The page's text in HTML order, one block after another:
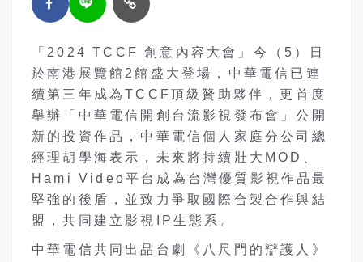
「 2024 TCCF創意內容大會」今（ 5 ）日
於南港展覽館 2館盛大登場，中華電信已連
續第三年成為TCCF頂級贊助夥伴，更首度
舉辦「中華電信開創台流影視發布會」公開
新的投資作品，中華電信個人家庭分公司總
經理胡學海表示，未來將持續壯大 MOD
Hami Video平台成為台灣優質影視作品最
堅強的後盾，並致力爭取國際合製合作與結
盟，共同建立影視
IP生態系。
中華電信共同出品台劇《八尺門的辯護人》